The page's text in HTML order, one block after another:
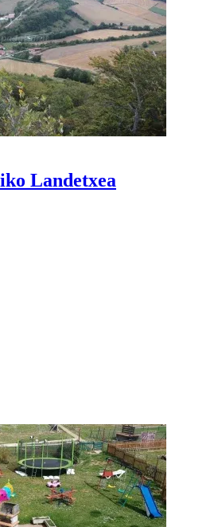
Landetxea